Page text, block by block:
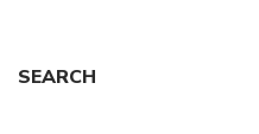
SEARCH